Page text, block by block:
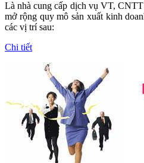
Là nhà cung cấp dịch vụ VT,
mở rộng quy mô sản xuất kinh
các vị trí sau:
Chi tiết